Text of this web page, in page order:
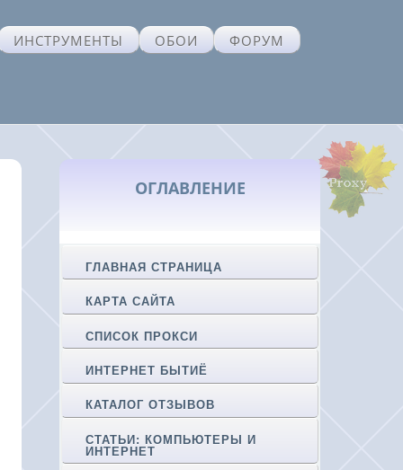
ИНСТРУМЕНТЫ ОБОИ
ФОРУМ
ОГЛАВЛЕНИЕ
ГЛАВНАЯ СТРАНИЦА
КАРТА САЙТА
СПИСОК ПРОКСИ
ИНТЕРНЕТ БЫТИЁ
КАТАЛОГ ОТЗЫВОВ
СТАТЬИ: КОМПЬЮТЕРЫ И
ИНТЕРНЕТ